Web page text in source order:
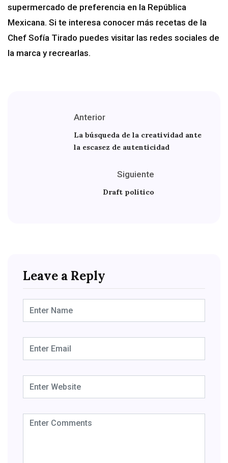
supermercado de preferencia en la República
Mexicana. Si te interesa conocer más recetas de la
Chef Sofía Tirado puedes visitar las redes sociales de
la marca y recrearlas.
Anterior
La búsqueda de la creatividad ante
la escasez de autenticidad
Siguiente
Draft político
Leave a Reply